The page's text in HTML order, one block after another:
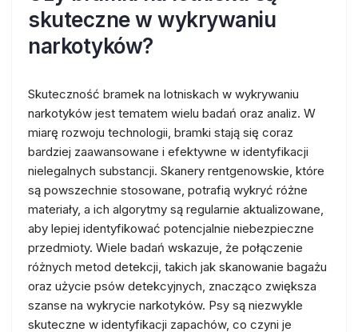
skuteczne w wykrywaniu
narkotyków?
Skuteczność bramek na lotniskach w wykrywaniu
narkotyków jest tematem wielu badań oraz analiz. W
miarę rozwoju technologii, bramki stają się coraz
bardziej zaawansowane i efektywne w identyfikacji
nielegalnych substancji. Skanery rentgenowskie, które
są powszechnie stosowane, potrafią wykryć różne
materiały, a ich algorytmy są regularnie aktualizowane,
aby lepiej identyfikować potencjalnie niebezpieczne
przedmioty. Wiele badań wskazuje, że połączenie
różnych metod detekcji, takich jak skanowanie bagażu
oraz użycie psów detekcyjnych, znacząco zwiększa
szanse na wykrycie narkotyków. Psy są niezwykle
skuteczne w identyfikacji zapachów, co czyni je